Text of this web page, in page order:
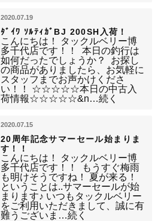
2020.07.19
ﾀﾞｲﾜ ｿﾙﾃｨｶﾞBJ 200SH入荷！
こんにちは！ タックルベリー博
多千代店です！！ 本日の釣行は
如何だったでしょうか？ お探し
の商品がありましたら、お気軽に
スタッフまでお声かけくださ
い！！ ☆☆☆☆☆本日の中古入
荷情報☆☆☆☆☆&n…続く
2020.07.15
20周年記念サマーセール始まりま
す！！
こんにちは！ タックルベリー博
多千代店です！！ もうすぐ梅雨
も明けそうですね！ 夏が来る！
ということは..サマーセールが始
まります♪ いつもタックルベリー
をご利用いただきまして、誠に有
難うございま…続く